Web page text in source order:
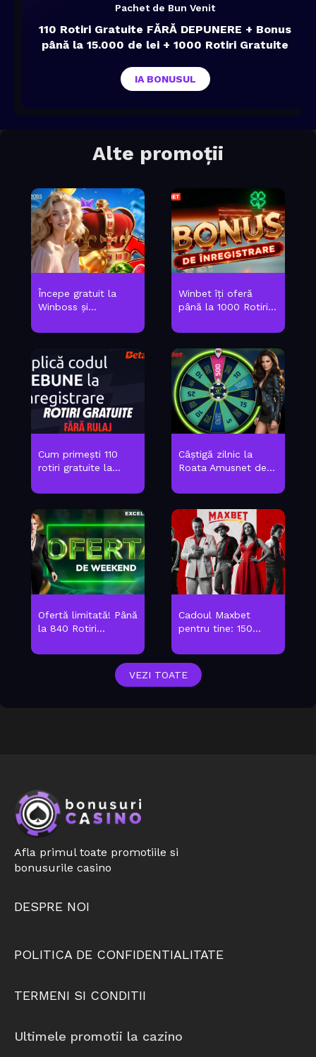
Pachet de Bun Venit
110 Rotiri Gratuite FĂRĂ DEPUNERE + Bonus
până la 15.000 de lei + 1000 Rotiri Gratuite
IA BONUSUL
Alte promoții
Începe gratuit la
Winboss și...
Winbet îți oferă
până la 1000 Rotiri...
Cum primești 110
rotiri gratuite la...
Câștigă zilnic la
Roata Amusnet de...
Ofertă limitată! Până
la 840 Rotiri...
Cadoul Maxbet
pentru tine: 150...
VEZI TOATE
Afla primul toate promotiile si
bonusurile casino
DESPRE NOI
POLITICA DE CONFIDENTIALITATE
TERMENI SI CONDITII
Ultimele promotii la cazino